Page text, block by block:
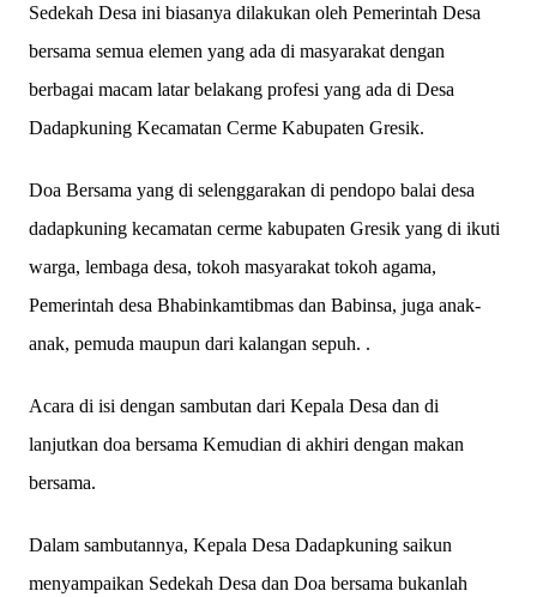
Sedekah Desa ini biasanya dilakukan oleh Pemerintah Desa
bersama semua elemen yang ada di masyarakat dengan
berbagai macam latar belakang profesi yang ada di Desa
Dadapkuning Kecamatan Cerme Kabupaten Gresik.
Doa Bersama yang di selenggarakan di pendopo balai desa
dadapkuning kecamatan cerme kabupaten Gresik yang di ikuti
warga, lembaga desa, tokoh masyarakat tokoh agama,
Pemerintah desa Bhabinkamtibmas dan Babinsa, juga anak-
anak, pemuda maupun dari kalangan sepuh. .
Acara di isi dengan sambutan dari Kepala Desa dan di
lanjutkan doa bersama Kemudian di akhiri dengan makan
bersama.
Dalam sambutannya, Kepala Desa Dadapkuning saikun
menyampaikan Sedekah Desa dan Doa bersama bukanlah